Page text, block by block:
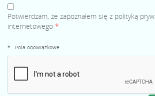
Potwierdzam, że zapoznałem się z polityką
internetowego *
* - Pola obowiązkowe